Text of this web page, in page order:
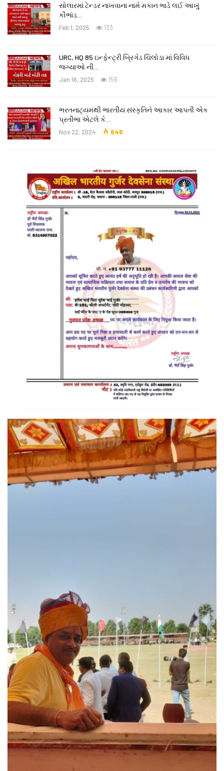
સોલારમાં ટેન્ડર નાખવાના નામે મકાન ભાડે લઈ આખું
કૌભાંડ…
Feb 1, 2025 133
URC, HQ 85 ઇન્ફેન્ટ્રી બ્રિગેડ ચિલોડા માં વિવિધ
જગ્યાઓ ની…
Jan 16, 2025 156
ભરતનાટ્યમથી ભારતીય સંસ્કૃતિને આકાર આપતી એક
પ્રતીભા એટલે કે‌…
Nov 22, 2024 646